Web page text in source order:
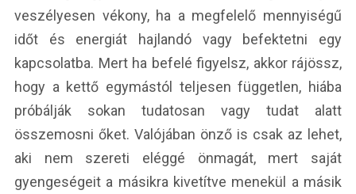
veszélyesen vékony, ha a megfelelő mennyiségű
időt és energiát hajlandó vagy befektetni egy
kapcsolatba. Mert ha befelé figyelsz, akkor rájössz,
hogy a kettő egymástól teljesen független, hiába
próbálják sokan tudatosan vagy tudat alatt
összemosni őket. Valójában önző is csak az lehet,
aki nem szereti eléggé önmagát, mert saját
gyengeségeit a másikra kivetítve menekül a másik